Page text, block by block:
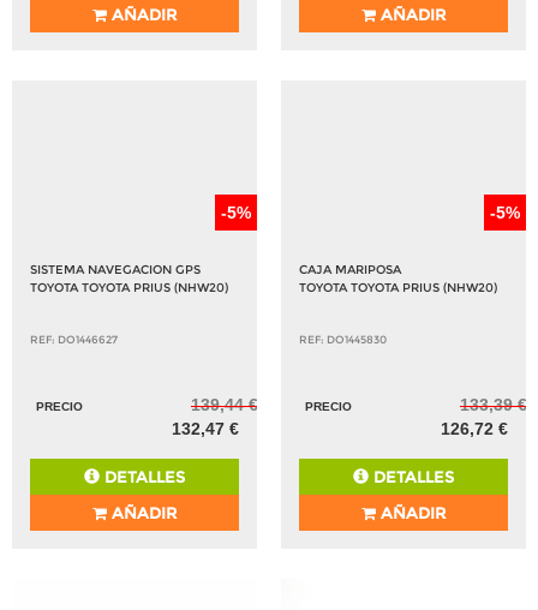
AÑADIR
AÑADIR
-5%
SISTEMA NAVEGACION GPS
TOYOTA TOYOTA PRIUS (NHW20)
REF: DO1446627
PRECIO
139,44 €
132,47 €
DETALLES
AÑADIR
-5%
CAJA MARIPOSA
TOYOTA TOYOTA PRIUS (NHW20)
REF: DO1445830
PRECIO
133,39 €
126,72 €
DETALLES
AÑADIR